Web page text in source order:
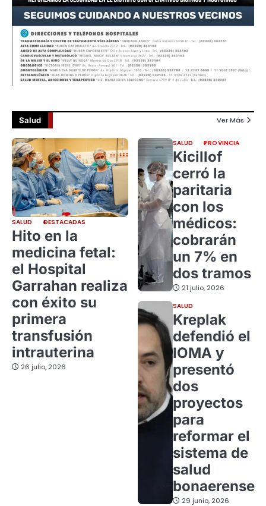
Salud Ver Más
SALUD DESTACADAS
Hito en la
medicina fetal:
el Hospital
Garrahan realiza
con éxito su
primera
transfusión
intrauterina
26 julio, 2026
SALUD PROVINCIA
Kicillof
cerró la
paritaria
con los
médicos:
cobrarán
un 7% en
dos tramos
21 julio, 2026
SALUD
Kreplak
defendió el
IOMA y
presentó
dos
proyectos
para
reformar el
sistema de
salud
bonaerense
29 junio, 2026